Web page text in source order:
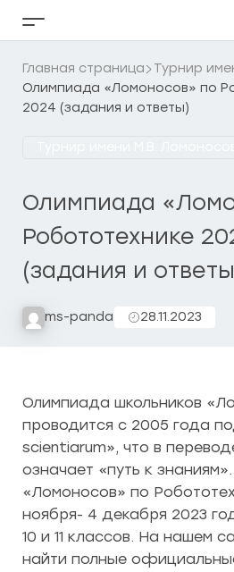
Кнопка
бокового
меню
Главная страница
Турнир
Олимпиада «Ломоносов» по
2024 (задания и ответы)
Олимпиада
Робототехнике
(задания и
ms-panda 28.11.2023
Олимпиада школьников
проводится с 2005 года
scientiarum», что в
означает «путь к
«Ломоносов» по
ноября- 4 декабря 2023
10 и 11 классов. На нашем
найти полные